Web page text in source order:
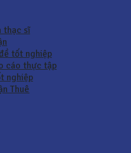
thạc sĩ
tốt nghiệp
cáo thực tập
nghiệp
Thuê